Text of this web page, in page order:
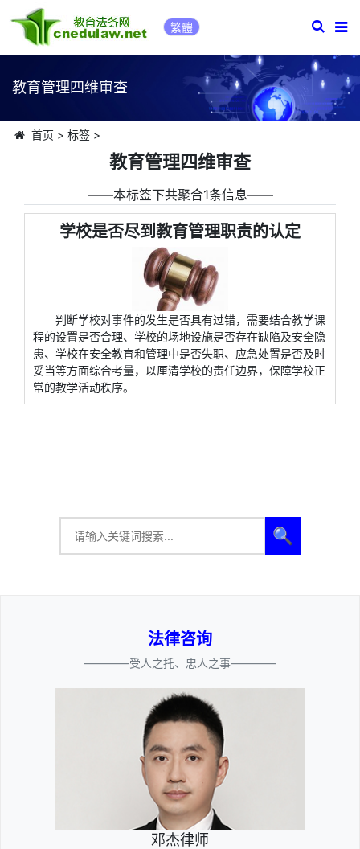
繁體
教育管理四维审查
首页 > 标签>
教育管理四维审查
――本标签下共聚合1条信息――
学校是否尽到教育管理职责的认定
判断学校对事件的发生是否具有过错，需要结合教学课
程的设置是否合理、学校的场地设施是否存在缺陷及安全隐
患、学校在安全教育和管理中是否失职、应急处置是否及时
妥当等方面综合考量，以厘清学校的责任边界，保障学校正
常的教学活动秩序。
🔍
法律咨询
————受人之托、忠人之事————
邓杰律师